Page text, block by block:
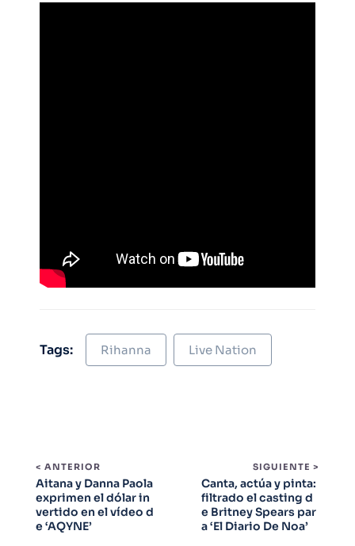
Tags: Rihanna Live Nation
< ANTERIOR
Aitana y Danna Paola
exprimen el dólar in
vertido en el vídeo d
e ‘AQYNE’
SIGUIENTE >
Canta, actúa y pinta:
filtrado el casting d
e Britney Spears par
a ‘El Diario De Noa’